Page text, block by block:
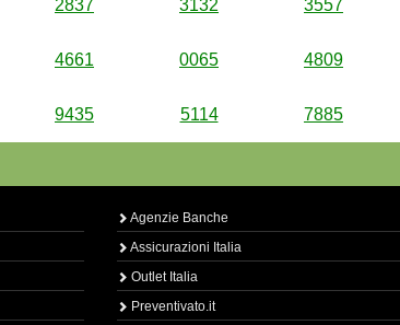
2837 3132 3557
4661 0065 4809
9435 5114 7885
Agenzie Banche
Assicurazioni Italia
Outlet Italia
Preventivato.it